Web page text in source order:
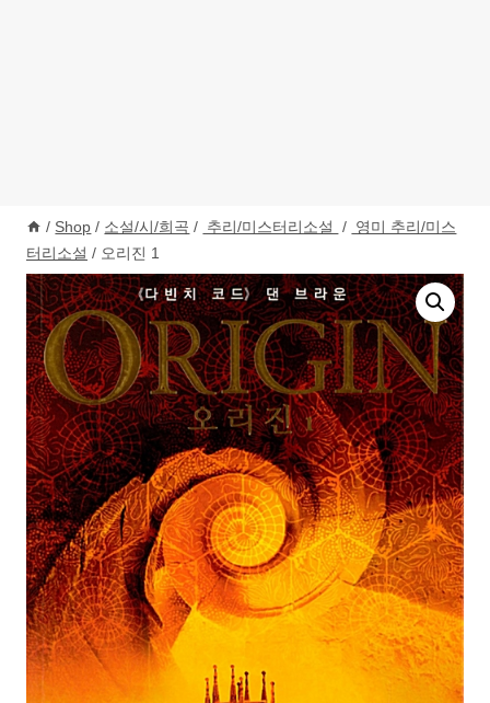
/ Shop / 소설/시/희곡 / 추리/미스터리소설 / 영미 추리/미스
터리소설 / 오리진 1